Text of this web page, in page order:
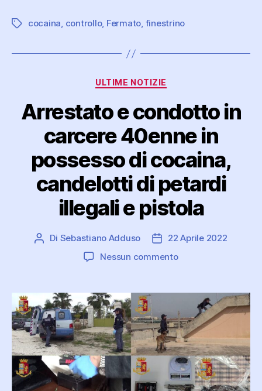
Tag cocaina, controllo, Fermato, finestrino
Categorie
ULTIME NOTIZIE
Arrestato e condotto in
carcere 40enne in
possesso di cocaina,
candelotti di petardi
illegali e pistola
Autore
Di Sebastiano Adduso
Data22 Aprile 2022
Nessun commentosu
condotto
carcere
40enne
in
possesso
di
cocaina,